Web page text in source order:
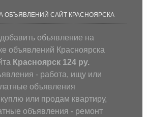
ОБЪЯВЛЕНИЙ САЙТ КРАСНОЯРСКА
объявление на
объявлений Красноярска
Красноярск 124 ру.
- работа, ищу или
объявления
или продам квартиру,
объявления - ремонт